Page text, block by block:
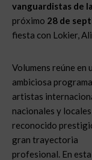
vanguardistas de
próximo 28 de
fiesta con Lokier,
Volumens reúne en
ambiciosa
artistas
nacionales y
reconocido
gran trayectoria
profesional. En esta